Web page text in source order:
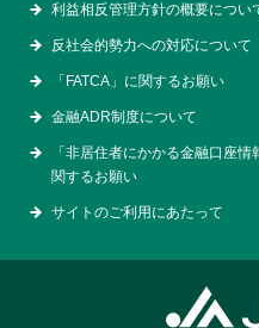
利益相反管理方針の概要につい
反社会的勢力への対応について
「FATCA」に関するお願い
金融ADR制度について
「非居住者にかかる金融口座
関するお願い
サイトのご利用にあたって